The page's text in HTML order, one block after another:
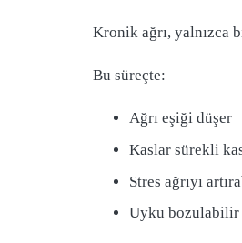
Kronik ağrı, yalnızca
Bu süreçte:
Ağrı eşiği düşer
Kaslar sürekli
Stres ağrıyı
Uyku bozulabilir